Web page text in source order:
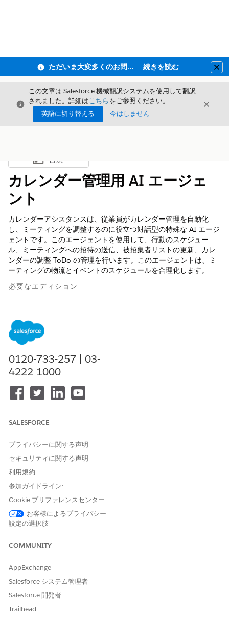
ただいま大変多くのお問い合わせをいただいており、ご連絡までにお時間を頂戴しております 続きを読む
閉じる
この文章は Salesforce 機械翻訳システムを使用して翻訳
されました。詳細はこちら をご参照ください。
英語に切り替える
今はしません
閉じる
目次を表示
目次
カレンダー管理用 AI エージェ
ント
カレンダーアシスタンスは、従業員がカレンダー管理を自動化
し、ミーティングを調整するのに役立つ対話型の特殊な AI エージ
ェントです。このエージェントを使用して、行動のスケジュー
ル、ミーティングへの招待の送信、被招集者リストの更新、カレ
ンダーの調整 ToDo の管理を行います。このエージェントは、ミ
ーティングの物流とイベントのスケジュールを合理化します。
必要なエディション
使用可能なエディション: Agentforce IT Service が付属する
Enterprise
エージェントアクション
これらのアクションは、専門エージェントとの会話中に自動的に
実行されます。
ナレッジを使用して質問に回答
Execute Service Catalog Item フロー
サービスカタログ属性の取得
Outlook ミーティングのスケジュール
ィングをスケジュールする必要があります。
Jennifer: 来週、商品チームと 2 時間の四半期計画ミーティ
ングをスケジュールする必要があります。全員が出社でき
0120-733-257 | 03-
4222-1000
SALESFORCE
プライバシーに関する声明
セキュリティに関する声明
利用規約
参加ガイドライン:
Cookie プリファレンスセンター
お客様によるプライバシー
設定の選択肢
COMMUNITY
AppExchange
Salesforce システム管理者
Salesforce 開発者
Trailhead